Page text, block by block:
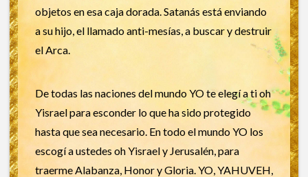
objetos en esa caja dorada. Satanás está enviando
a su hijo, el llamado anti-mesías, a buscar y destruir
el Arca.
De todas las naciones del mundo YO te elegí a ti oh
Yisrael para esconder lo que ha sido protegido
hasta que sea necesario. En todo el mundo YO los
escogí a ustedes oh Yisrael y Jerusalén, para
traerme Alabanza, Honor y Gloria. YO, YAHUVEH,